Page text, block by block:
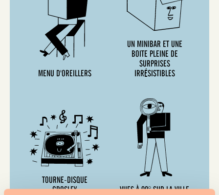
MENU D'OREILLERS
UN MINIBAR ET UNE
BOITE PLEINE DE
SURPRISES
IRRÉSISTIBLES
TOURNE-DISQUE
CROSLEY
VUES À 90° SUR LA VILLE